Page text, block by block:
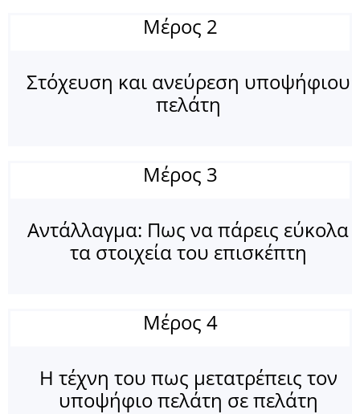
Μέρος 2
Στόχευση και ανεύρεση υποψήφιου
πελάτη
Μέρος 3
Αντάλλαγμα: Πως να πάρεις εύκολα
τα στοιχεία του επισκέπτη
Μέρος 4
Η τέχνη του πως μετατρέπεις τον
υποψήφιο πελάτη σε πελάτη